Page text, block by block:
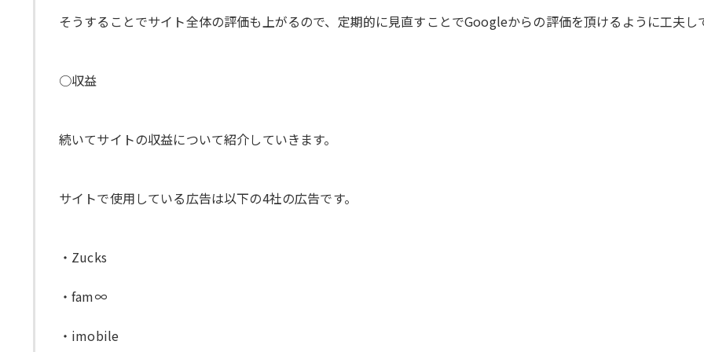
そうすることでサイト全体の評価も上がるので、定期的に見直すことでGoogleからの評価を頂けるように工夫し
○収益
続いてサイトの収益について紹介していきます。
サイトで使用している広告は以下の4社の広告です。
・Zucks
・fam∞
・imobile